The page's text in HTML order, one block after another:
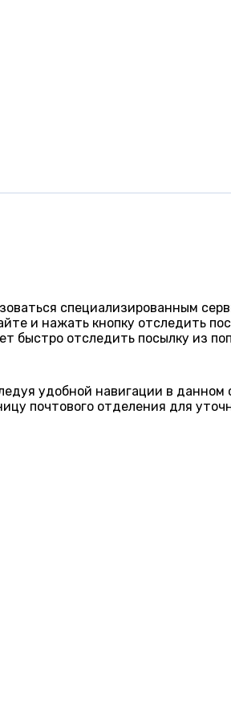
специализированным
и нажать кнопку отследить
быстро отследить посылку из
удобной навигации в
почтового отделения для